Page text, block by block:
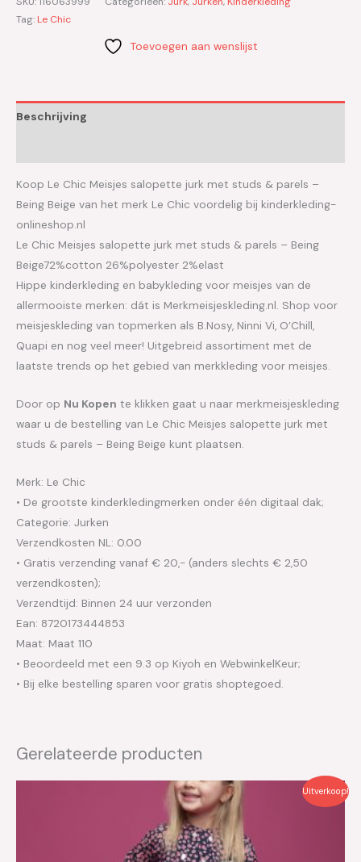
Tag: Le Chic
Toevoegen aan wenslijst
Beschrijving
Koop Le Chic Meisjes salopette jurk met studs & parels –
Being Beige van het merk Le Chic voordelig bij kinderkleding-
onlineshop.nl
Le Chic Meisjes salopette jurk met studs & parels – Being
Beige72%cotton 26%polyester 2%elast
Hippe kinderkleding en babykleding voor meisjes van de
allermooiste merken: dát is Merkmeisjeskleding.nl. Shop voor
meisjeskleding van topmerken als B.Nosy, Ninni Vi, O’Chill,
Quapi en nog veel meer! Uitgebreid assortiment met de
laatste trends op het gebied van merkkleding voor meisjes.
Door op Nu Kopen te klikken gaat u naar merkmeisjeskleding
waar u de bestelling van Le Chic Meisjes salopette jurk met
studs & parels – Being Beige kunt plaatsen.
Merk: Le Chic
• De grootste kinderkledingmerken onder één digitaal dak;
Categorie: Jurken
Verzendkosten NL: 0.00
• Gratis verzending vanaf € 20,- (anders slechts € 2,50
verzendkosten);
Verzendtijd: Binnen 24 uur verzonden
Ean: 8720173444853
Maat: Maat 110
• Beoordeeld met een 9.3 op Kiyoh en WebwinkelKeur;
• Bij elke bestelling sparen voor gratis shoptegoed.
Gerelateerde producten
Uitverkoop!